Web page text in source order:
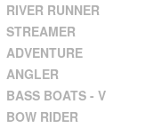
RIVER RUNNER
STREAMER
ADVENTURE
ANGLER
BASS BOATS - V
BOW RIDER